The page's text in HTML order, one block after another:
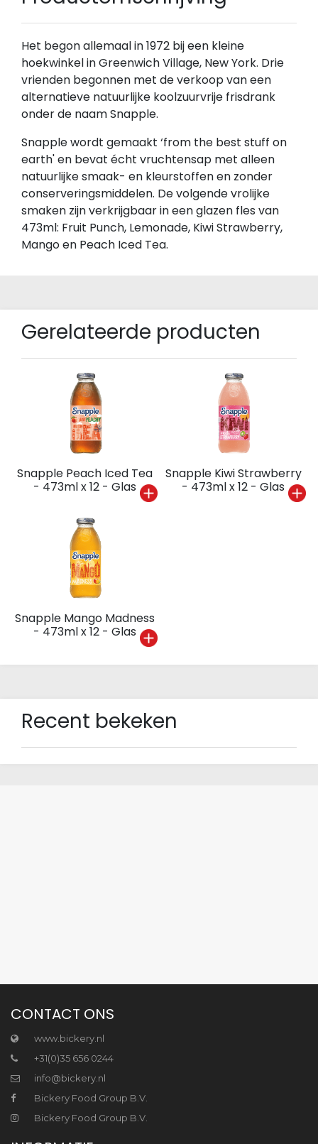
Het begon allemaal in 1972 bij een kleine
hoekwinkel in Greenwich Village, New York. Drie
vrienden begonnen met de verkoop van een
alternatieve natuurlijke koolzuurvrije frisdrank
onder de naam Snapple.
Snapple wordt gemaakt ‘from the best stuff on
earth' en bevat écht vruchtensap met alleen
natuurlijke smaak- en kleurstoffen en zonder
conserveringsmiddelen. De volgende vrolijke
smaken zijn verkrijgbaar in een glazen fles van
473ml: Fruit Punch, Lemonade, Kiwi Strawberry,
Mango en Peach Iced Tea.
Gerelateerde producten
Snapple Peach Iced Tea
- 473ml x 12 - Glas
Snapple Kiwi Strawberry
- 473ml x 12 - Glas
Snapple Mango Madness
- 473ml x 12 - Glas
Recent bekeken
CONTACT ONS
www.bickery.nl
+31(0)35 656 0244
info@bickery.nl
Bickery Food Group B.V.
Bickery Food Group B.V.